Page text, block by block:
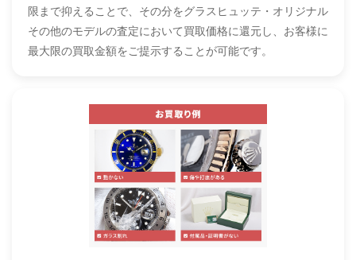
限まで抑えることで、その分をグラスヒュッテ・オリジナル
その他のモデルの査定において買取価格に還元し、お客様に
最大限の買取金額をご提示することが可能です。